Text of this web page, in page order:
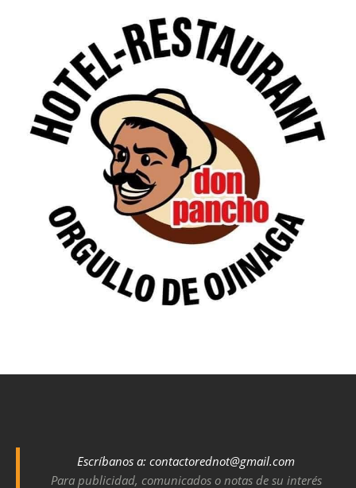
Escríbanos a: contactorednot@gmail.com
Para publicidad, comunicados o notas de su interés